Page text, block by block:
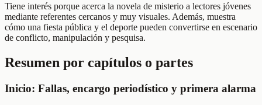
Tiene interés porque acerca la novela de misterio a lectores jóvenes
mediante referentes cercanos y muy visuales. Además, muestra
cómo una fiesta pública y el deporte pueden convertirse en escenario
de conflicto, manipulación y pesquisa.
Resumen por capítulos o partes
Inicio: Fallas, encargo periodístico y primera alarma